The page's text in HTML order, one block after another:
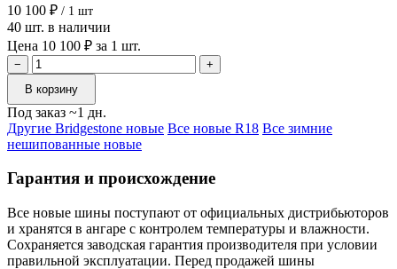
10 100 ₽ / 1 шт
40 шт. в наличии
Цена 10 100 ₽ за 1 шт.
−
+
В корзину
Под заказ ~1 дн.
Другие Bridgestone новые Все новые R18 Все зимние
нешипованные новые
Гарантия и происхождение
Все новые шины поступают от официальных дистрибьюторов
и хранятся в ангаре с контролем температуры и влажности.
Сохраняется заводская гарантия производителя при условии
правильной эксплуатации. Перед продажей шины